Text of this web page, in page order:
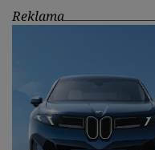
Reklama